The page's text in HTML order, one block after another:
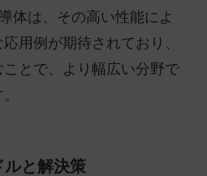
体は、その高い性能によ
用例が期待されており、
とで、より幅広い分野で
ルと解決策